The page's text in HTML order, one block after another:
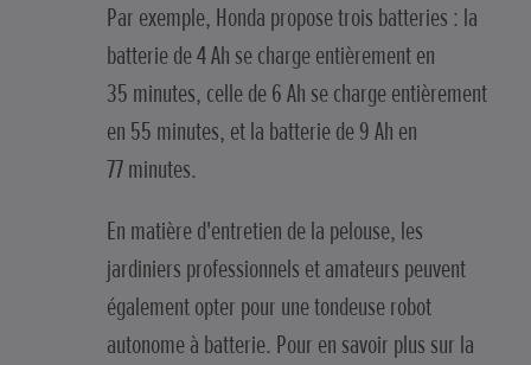
Par exemple, Honda propose trois batteries : la
batterie de 4 Ah se charge entièrement en
35 minutes, celle de 6 Ah se charge entièrement
en 55 minutes, et la batterie de 9 Ah en
77 minutes.
En matière d'entretien de la pelouse, les
jardiniers professionnels et amateurs peuvent
également opter pour une tondeuse robot
autonome à batterie. Pour en savoir plus sur la